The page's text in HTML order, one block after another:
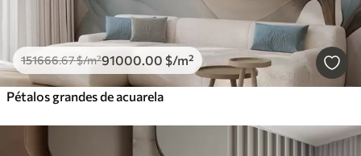
151666.67$/m²91000.00 $/m²
Pétalos grandes de acuarela